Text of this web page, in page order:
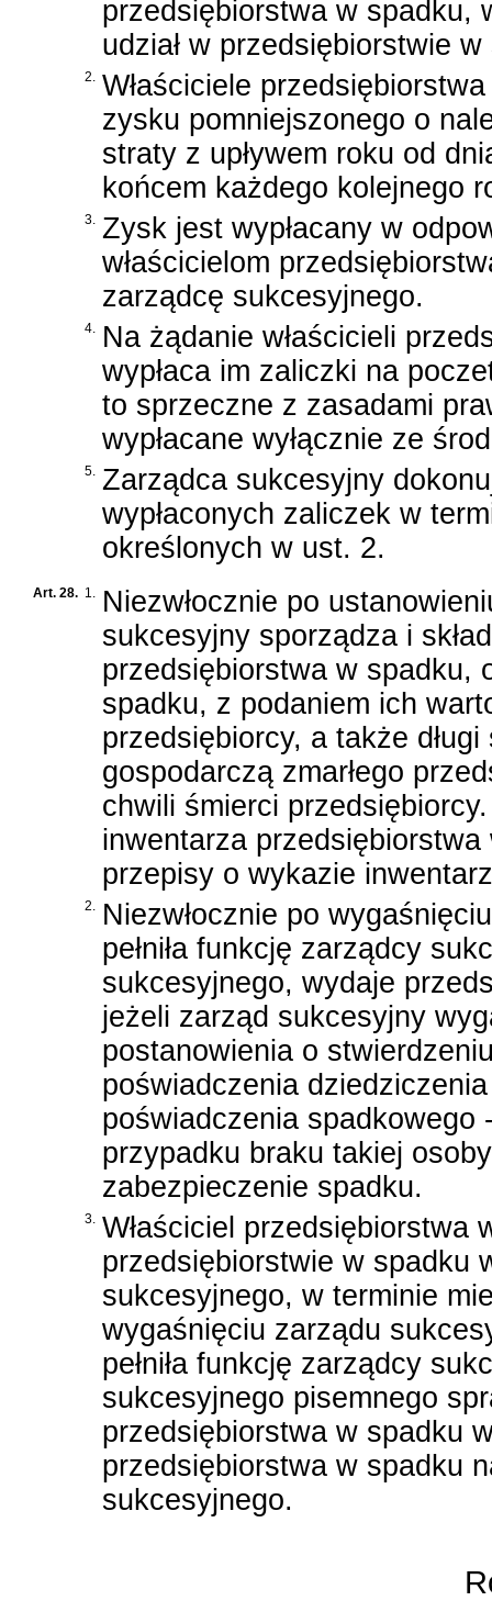
przedsiębiorstwa w spadku,
udział w przedsiębiorstwie
2. Właściciele
zysku pomniejszonego o
straty z upływem roku od
końcem każdego kolejnego
3. Zysk jest wypłacany w
właścicielom
zarządcę sukcesyjnego.
4. Na żądanie właścicieli
wypłaca im zaliczki na
to sprzeczne z zasadami
wypłacane wyłącznie ze
5. Zarządca sukcesyjny
wypłaconych zaliczek w
określonych w ust. 2.
Art. 28. 1. Niezwłocznie po
sukcesyjny sporządza i
przedsiębiorstwa w spadku,
spadku, z podaniem ich
przedsiębiorcy, a także
gospodarczą zmarłego
chwili śmierci
inwentarza
przepisy o wykazie
2. Niezwłocznie po
pełniła funkcję zarządcy
sukcesyjnego, wydaje
jeżeli zarząd sukcesyjny
postanowienia o
poświadczenia
poświadczenia spadkowego
przypadku braku takiej
zabezpieczenie spadku.
3. Właściciel przedsiębiorstwa
przedsiębiorstwie w spadku
sukcesyjnego, w terminie
wygaśnięciu zarządu
pełniła funkcję zarządcy
sukcesyjnego pisemnego
przedsiębiorstwa w spadku
przedsiębiorstwa w spadku
sukcesyjnego.